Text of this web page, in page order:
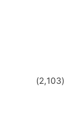
(2,103)